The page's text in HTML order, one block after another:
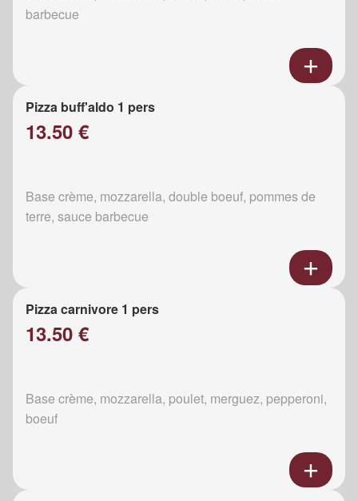
barbecue
Pizza buff'aldo 1 pers
13.50 €
Base crème, mozzarella, double boeuf, pommes de
terre, sauce barbecue
Pizza carnivore 1 pers
13.50 €
Base crème, mozzarella, poulet, merguez, pepperoni,
boeuf